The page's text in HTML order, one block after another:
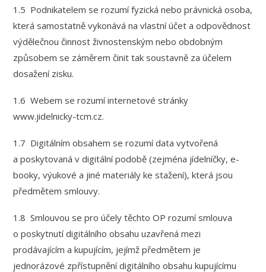
1.5 Podnikatelem se rozumí fyzická nebo právnická osoba,
která samostatně vykonává na vlastní účet a odpovědnost
výdělečnou činnost živnostenským nebo obdobným
způsobem se záměrem činit tak soustavně za účelem
dosažení zisku.
1.6 Webem se rozumí internetové stránky
www.jidelnicky-tcm.cz.
1.7 Digitálním obsahem se rozumí data vytvořená
a poskytovaná v digitální podobě (zejména jídelníčky, e-
booky, výukové a jiné materiály ke stažení), která jsou
předmětem smlouvy.
1.8 Smlouvou se pro účely těchto OP rozumí smlouva
o poskytnutí digitálního obsahu uzavřená mezi
prodávajícím a kupujícím, jejímž předmětem je
jednorázové zpřístupnění digitálního obsahu kupujícímu